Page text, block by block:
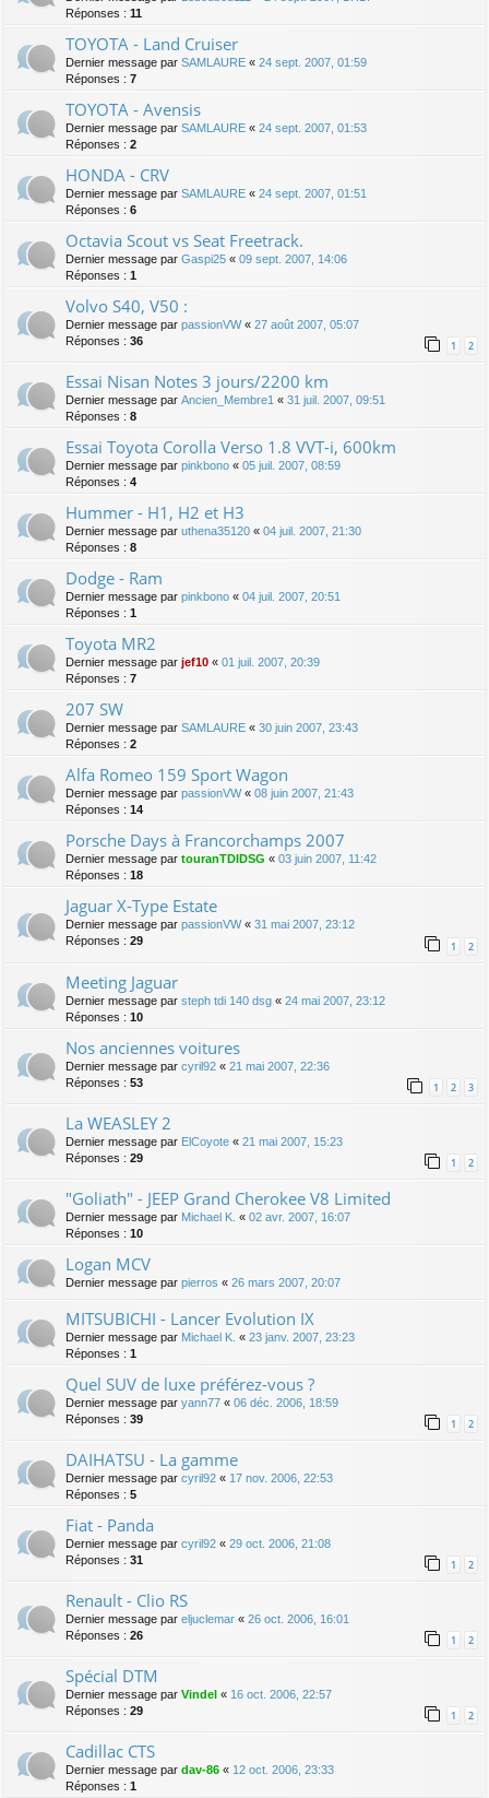
Réponses : 11
TOYOTA - Land Cruiser
Dernier message par SAMLAURE « 24 sept. 2007, 01:59
Réponses : 7
TOYOTA - Avensis
Dernier message par SAMLAURE « 24 sept. 2007, 01:53
Réponses : 2
HONDA - CRV
Dernier message par SAMLAURE « 24 sept. 2007, 01:51
Réponses : 6
Octavia Scout vs Seat Freetrack.
Dernier message par Gaspi25 « 09 sept. 2007, 14:06
Réponses : 1
Volvo S40, V50 :
Dernier message par passionVW« 27 août 2007, 05:07
Réponses : 36 1 2
Essai Nisan Notes 3 jours/2200 km
Dernier message par Ancien_Membre1 « 31 juil. 2007, 09:51
Réponses : 8
Essai Toyota Corolla Verso 1.8 VVT-i, 600km
Dernier message par pinkbono « 05 juil. 2007, 08:59
Réponses : 4
Hummer - H1, H2 et H3
Dernier message par uthena35120 « 04 juil. 2007, 21:30
Réponses : 8
Dodge - Ram
Dernier message par pinkbono « 04 juil. 2007, 20:51
Réponses : 1
Toyota MR2
Dernier message par jef10 « 01 juil. 2007, 20:39
Réponses : 7
207 SW
Dernier message par SAMLAURE « 30 juin 2007, 23:43
Réponses : 2
Alfa Romeo 159 Sport Wagon
Dernier message par passionVW« 08 juin 2007, 21:43
Réponses : 14
Porsche Days à Francorchamps 2007
Dernier message par touranTDIDSG « 03 juin 2007, 11:42
Réponses : 18
Jaguar X-Type Estate
Dernier message par passionVW« 31 mai 2007, 23:12
Réponses : 29 1 2
Meeting Jaguar
Dernier message par steph tdi 140 dsg « 24 mai 2007, 23:12
Réponses : 10
Nos anciennes voitures
Dernier message par cyril92 « 21 mai 2007, 22:36
Réponses : 53 1 2 3
La WEASLEY 2
Dernier message par ElCoyote « 21 mai 2007, 15:23
Réponses : 29 1 2
"Goliath" - JEEP Grand Cherokee V8 Limited
Dernier message par Michael K. « 02 avr. 2007, 16:07
Réponses : 10
Logan MCV
Dernier message par pierros « 26 mars 2007, 20:07
MITSUBICHI - Lancer Evolution IX
Dernier message par Michael K. « 23 janv. 2007, 23:23
Réponses : 1
Quel SUV de luxe préférez-vous ?
Dernier message par yann77 « 06 déc. 2006, 18:59
Réponses : 39 1 2
DAIHATSU - La gamme
Dernier message par cyril92 « 17 nov. 2006, 22:53
Réponses : 5
Fiat - Panda
Dernier message par cyril92 « 29 oct. 2006, 21:08
Réponses : 31 1 2
Renault - Clio RS
Dernier message par eljuclemar « 26 oct. 2006, 16:01
Réponses : 26 1 2
Spécial DTM
Dernier message par Vindel « 16 oct. 2006, 22:57
Réponses : 29 1 2
Cadillac CTS
Dernier message par dav-86 « 12 oct. 2006, 23:33
Réponses : 1